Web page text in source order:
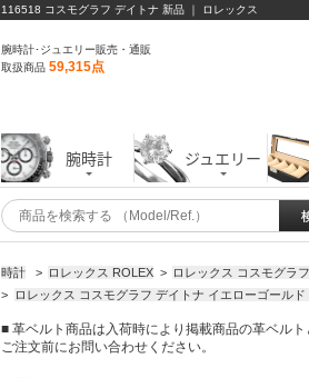
116518 コスモグラフ デイトナ 新品 ｜ ロレックス
腕時計･ジュエリー販売・通販
取扱商品 59,315点
腕時計 ジュエリー
時計 > ロレックス ROLEX > ロレックス コスモグラ
>
ロレックス コスモグラフ デイトナ イエローゴールド
■ 革ベルト商品は入荷時により掲載商品の革ベルト
ご注文前にお問い合わせください。